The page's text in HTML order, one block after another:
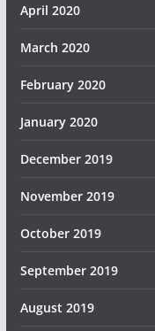
April 2020
March 2020
February 2020
January 2020
December 2019
November 2019
October 2019
September 2019
August 2019